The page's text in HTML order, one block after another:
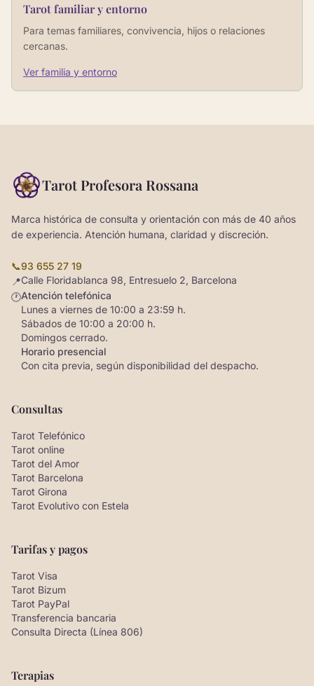
Tarot familiar y entorno
Para temas familiares, convivencia, hijos o relaciones
cercanas.
Ver familia y entorno
Tarot Profesora Rossana
Marca histórica de consulta y orientación con más de 40 años
de experiencia. Atención humana, claridad y discreción.
📞93 655 27 19
📍Calle Floridablanca 98, Entresuelo 2, Barcelona
🕐Atención telefónica
Lunes a viernes de 10:00 a 23:59 h.
Sábados de 10:00 a 20:00 h.
Domingos cerrado.
Horario presencial
Con cita previa, según disponibilidad del despacho.
Consultas
Tarot Telefónico
Tarot online
Tarot del Amor
Tarot Barcelona
Tarot Girona
Tarot Evolutivo con Estela
Tarifas y pagos
Tarot Visa
Tarot Bizum
Tarot PayPal
Transferencia bancaria
Consulta Directa (Línea 806)
Terapias